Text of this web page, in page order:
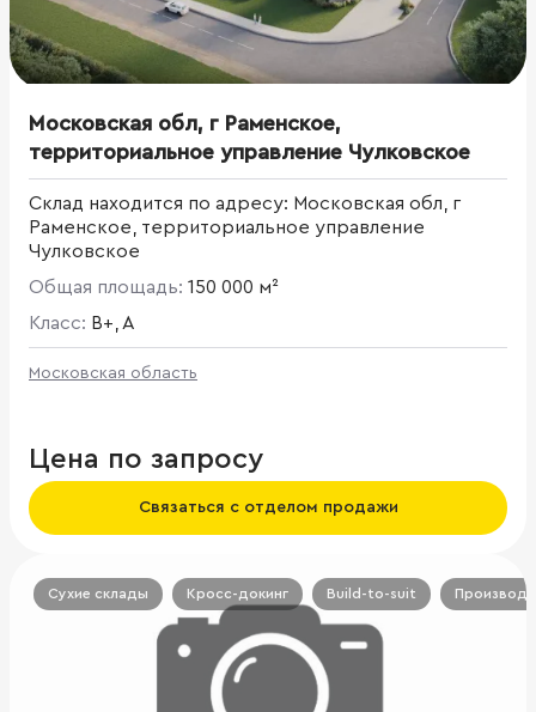
Московская обл, г Раменское,
территориальное управление Чулковское
Склад находится по адресу: Московская обл, г
Раменское, территориальное управление
Чулковское
Общая площадь: 150 000 м²
Класс: B+, A
Московская область
Цена по запросу
Связаться с отделом продажи
Сухие склады Кросс-докинг Build-to-suit